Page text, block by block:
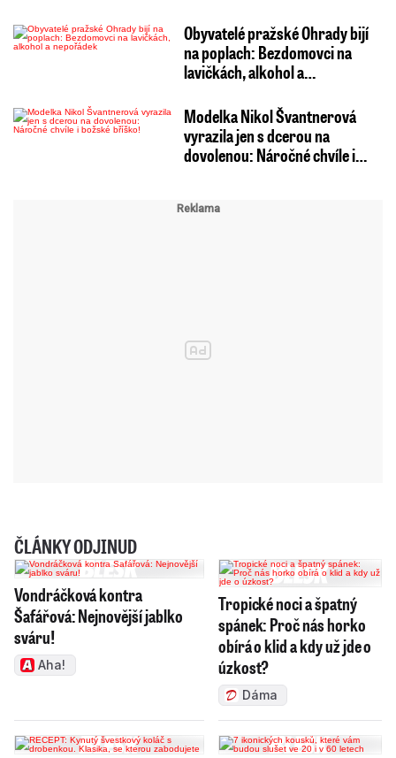
Obyvatelé pražské Ohrady bijí
na poplach: Bezdomovci na
lavičkách, alkohol a…
Modelka Nikol Švantnerová
vyrazila jen s dcerou na
dovolenou: Náročné chvíle i…
ČLÁNKY ODJINUD
Vondráčková kontra
Šafářová: Nejnovější jablko
sváru!
Aha!
Tropické noci a špatný
spánek: Proč nás horko
obírá o klid a kdy už jde o
úzkost?
Dáma